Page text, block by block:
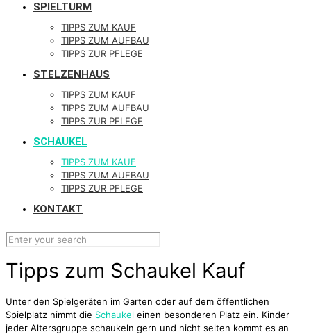
SPIELTURM
TIPPS ZUM KAUF
TIPPS ZUM AUFBAU
TIPPS ZUR PFLEGE
STELZENHAUS
TIPPS ZUM KAUF
TIPPS ZUM AUFBAU
TIPPS ZUR PFLEGE
SCHAUKEL
TIPPS ZUM KAUF
TIPPS ZUM AUFBAU
TIPPS ZUR PFLEGE
KONTAKT
Tipps zum Schaukel Kauf
Unter den Spielgeräten im Garten oder auf dem öffentlichen
Spielplatz nimmt die Schaukel einen besonderen Platz ein. Kinder
jeder Altersgruppe schaukeln gern und nicht selten kommt es an